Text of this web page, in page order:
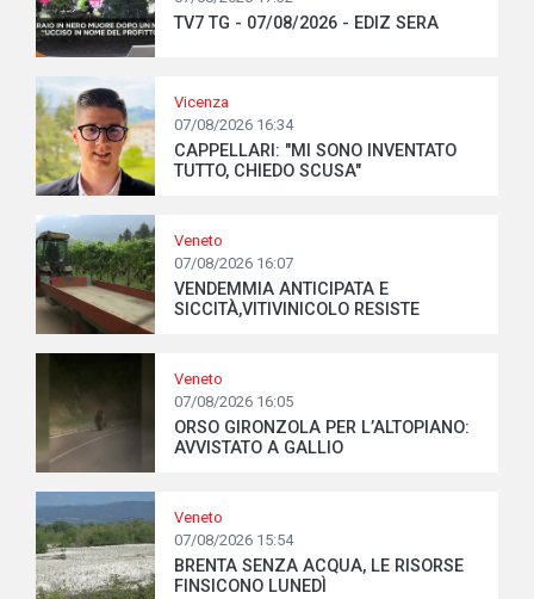
TV7 TG - 07/08/2026 - EDIZ SERA
Vicenza
07/08/2026 16:34
CAPPELLARI: "MI SONO INVENTATO
TUTTO, CHIEDO SCUSA"
Veneto
07/08/2026 16:07
VENDEMMIA ANTICIPATA E
SICCITÀ,VITIVINICOLO RESISTE
Veneto
07/08/2026 16:05
ORSO GIRONZOLA PER L’ALTOPIANO:
AVVISTATO A GALLIO
Veneto
07/08/2026 15:54
BRENTA SENZA ACQUA, LE RISORSE
FINSICONO LUNEDÌ